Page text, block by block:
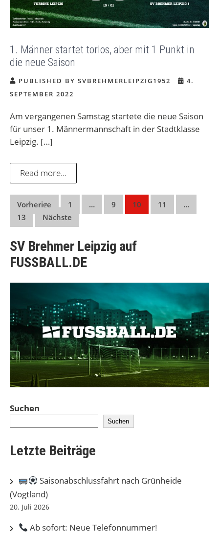
1. Männer startet torlos, aber mit 1 Punkt in
die neue Saison
PUBLISHED BY SVBREHMERLEIPZIG1952
4.
SEPTEMBER 2022
Am vergangenen Samstag startete die neue Saison
für unser 1. Männermannschaft in der Stadtklasse
Leipzig. […]
Read more...
Seitennummerierung
der
Beiträge
Vorherige 1 … 9 10 11
…
13
Nächste
SV Brehmer Leipzig auf
FUSSBALL.DE
Suchen
Suchen
Letzte Beiträge
Saisonabschlussfahrt nach Grünheide
(Vogtland)
20. Juli 2026
Ab sofort: Neue Telefonnummer!